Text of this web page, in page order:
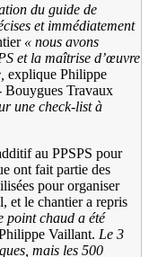
du guide de
et immédiatement
« nous avons
et la maîtrise d’œuvre
explique Philippe
Travaux
une check-list à
au PPSPS pour
ont fait partie des
pour organiser
et le chantier a repris
point chaud a été
Vaillant. Le 3
mais les 500